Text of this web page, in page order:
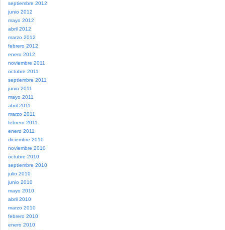
septiembre 2012
junio 2012
mayo 2012
abril 2012
marzo 2012
febrero 2012
enero 2012
noviembre 2011
octubre 2011
septiembre 2011
junio 2011
mayo 2011
abril 2011
marzo 2011
febrero 2011
enero 2011
diciembre 2010
noviembre 2010
octubre 2010
septiembre 2010
julio 2010
junio 2010
mayo 2010
abril 2010
marzo 2010
febrero 2010
enero 2010